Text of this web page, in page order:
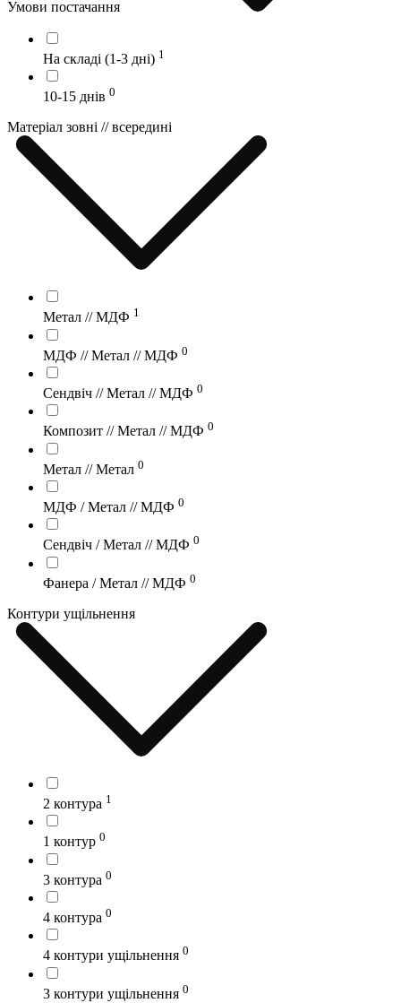
Умови постачання
На складі (1-3 дні) 1
10-15 днів 0
Матеріал зовні // всередині
Метал // МДФ 1
МДФ // Метал // МДФ 0
Сендвіч // Метал // МДФ 0
Композит // Метал // МДФ 0
Метал // Метал 0
МДФ / Метал // МДФ 0
Сендвіч / Метал // МДФ 0
Фанера / Метал // МДФ 0
Контури ущільнення
2 контура 1
1 контур 0
3 контура 0
4 контура 0
4 контури ущільнення 0
3 контури ущільнення 0